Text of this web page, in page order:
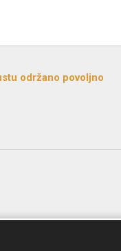
održano povoljno